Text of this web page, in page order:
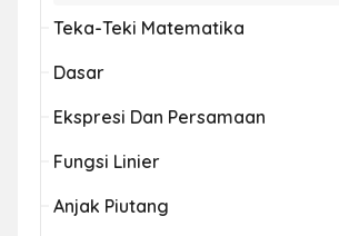
Teka-Teki Matematika
Dasar
Ekspresi Dan Persamaan
Fungsi Linier
Anjak Piutang